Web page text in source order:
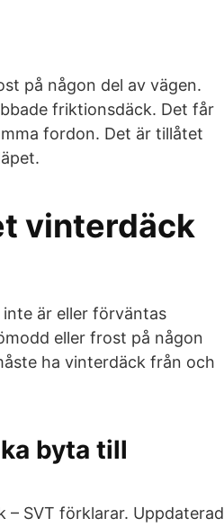
på någon del av vägen.
friktionsdäck. Det får
fordon. Det är tillåtet
vinterdäck
är eller förväntas
eller frost på någon
ha vinterdäck från och
byta till
– SVT förklarar. Uppdaterad